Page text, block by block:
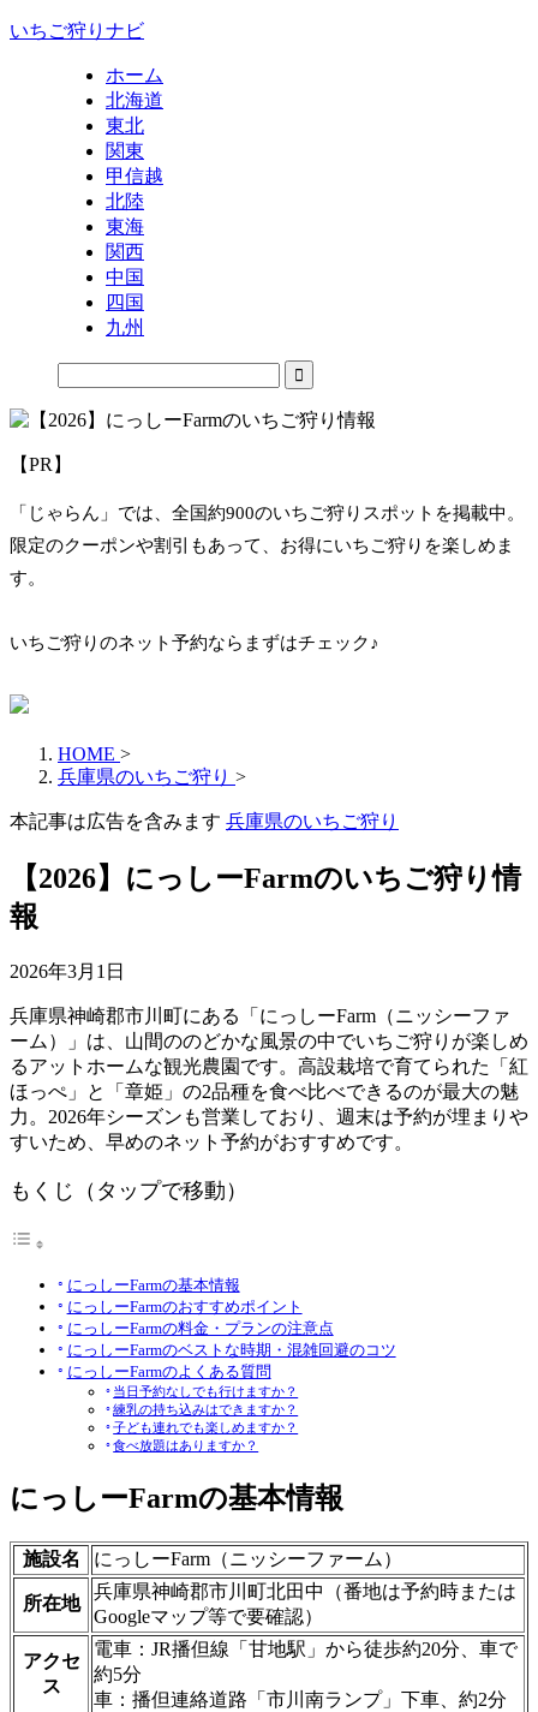
いちご狩りナビ
ホーム
北海道
東北
関東
甲信越
北陸
東海
関西
中国
四国
九州
【PR】
「じゃらん」では、全国約900のいちご狩りスポットを掲載中。
限定のクーポンや割引もあって、お得にいちご狩りを楽しめま
す。
いちご狩りのネット予約ならまずはチェック♪
HOME >
兵庫県のいちご狩り >
本記事は広告を含みます 兵庫県のいちご狩り
【2026】にっしーFarmのいちご狩り情
報
2026年3月1日
兵庫県神崎郡市川町にある「にっしーFarm（ニッシーファ
ーム）」は、山間ののどかな風景の中でいちご狩りが楽しめ
るアットホームな観光農園です。高設栽培で育てられた「紅
ほっぺ」と「章姫」の2品種を食べ比べできるのが最大の魅
力。2026年シーズンも営業しており、週末は予約が埋まりや
すいため、早めのネット予約がおすすめです。
もくじ（タップで移動）
にっしーFarmの基本情報
にっしーFarmのおすすめポイント
にっしーFarmの料金・プランの注意点
にっしーFarmのベストな時期・混雑回避のコツ
にっしーFarmのよくある質問
当日予約なしでも行けますか？
練乳の持ち込みはできますか？
子ども連れでも楽しめますか？
食べ放題はありますか？
にっしーFarmの基本情報
施設名 にっしーFarm（ニッシーファーム）
所在地
兵庫県神崎郡市川町北田中（番地は予約時または
Googleマップ等で要確認）
アクセ
ス
電車：JR播但線「甘地駅」から徒歩約20分、車で
約5分
車：播但連絡道路「市川南ランプ」下車、約2分